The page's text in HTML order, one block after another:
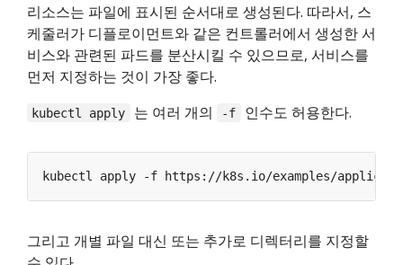
리소스는 파일에 표시된 순서대로 생성된다. 따라서, 스
케줄러가 디플로이먼트와 같은 컨트롤러에서 생성한 서
비스와 관련된 파드를 분산시킬 수 있으므로, 서비스를
먼저 지정하는 것이 가장 좋다.
kubectl apply 는 여러 개의 -f 인수도 허용한다.
그리고 개별 파일 대신 또는 추가로 디렉터리를 지정할